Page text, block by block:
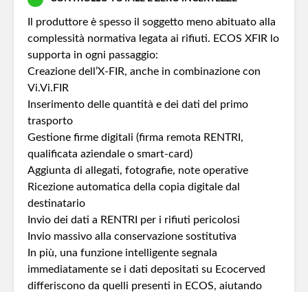
Il produttore è spesso il soggetto meno abituato alla
complessità normativa legata ai rifiuti. ECOS XFIR lo
supporta in ogni passaggio:
Creazione dell’X‑FIR, anche in combinazione con
Vi.Vi.FIR
Inserimento delle quantità e dei dati del primo
trasporto
Gestione firme digitali (firma remota RENTRI,
qualificata aziendale o smart‑card)
Aggiunta di allegati, fotografie, note operative
Ricezione automatica della copia digitale dal
destinatario
Invio dei dati a RENTRI per i rifiuti pericolosi
Invio massivo alla conservazione sostitutiva
In più, una funzione intelligente segnala
immediatamente se i dati depositati su Ecocerved
differiscono da quelli presenti in ECOS, aiutando